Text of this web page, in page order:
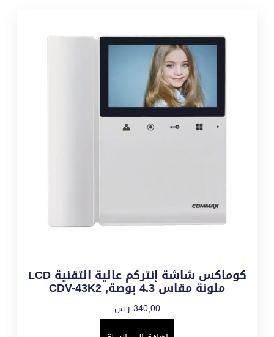
كوماكس شاشة إنتركم عالية التقنية LCD
ملونة مقاس 4.3 بوصة, CDV-43K2
340,00 ر.س